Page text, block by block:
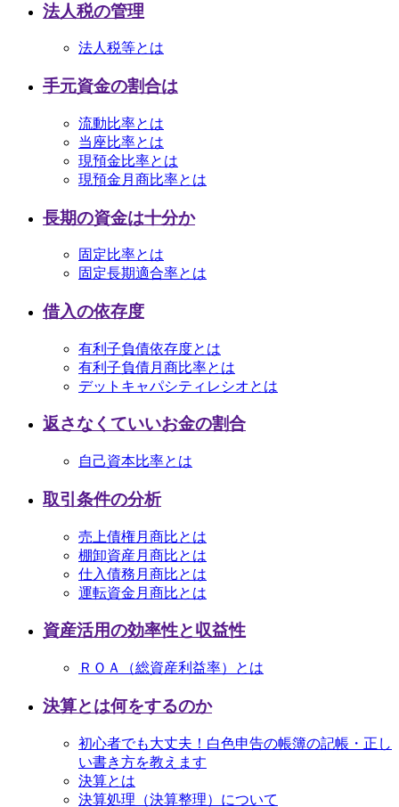
法人税の管理
法人税等とは
手元資金の割合は
流動比率とは
当座比率とは
現預金比率とは
現預金月商比率とは
長期の資金は十分か
固定比率とは
固定長期適合率とは
借入の依存度
有利子負債依存度とは
有利子負債月商比率とは
デットキャパシティレシオとは
返さなくていいお金の割合
自己資本比率とは
取引条件の分析
売上債権月商比とは
棚卸資産月商比とは
仕入債務月商比とは
運転資金月商比とは
資産活用の効率性と収益性
ＲＯＡ（総資産利益率）とは
決算とは何をするのか
初心者でも大丈夫！白色申告の帳簿の記帳・正し
い書き方を教えます
決算とは
決算処理（決算整理）について